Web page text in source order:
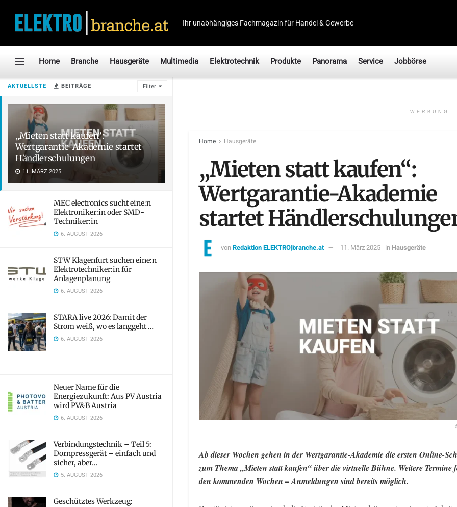
AKTUELLSTE BEITRÄGE Filter
„Mieten statt kaufen“:
Wertgarantie-Akademie startet
Händlerschulungen
11. MÄRZ 2025
MEC electronics sucht eine:n
Elektroniker:in oder SMD-
Techniker:in
6. AUGUST 2026
STW Klagenfurt suchen eine:n
Elektrotechniker:in für
Anlagenplanung
6. AUGUST 2026
STARA live 2026: Damit der
Strom weiß, wo es langgeht …
6. AUGUST 2026
Neuer Name für die
Energiezukunft: Aus PV Austria
wird PV&B Austria
6. AUGUST 2026
Verbindungstechnik – Teil 5:
Dornpressgerät – einfach und
sicher, aber…
5. AUGUST 2026
Geschütztes Werkzeug:
Ihr unabhängiges Fachmagazin für Handel & Gewerbe
Home Branche Hausgeräte Multimedia Elektrotechnik Produkte Panorama Service Jobbörse
WERBUNG
Home Hausgeräte
„Mieten statt kaufen“:
Wertgarantie-Akademie
startet
vonRedaktion ELEKTRO|branche.at 11. März 2025 in Hausgeräte
Ab dieser Wochen gehen in der Wertgarantie-Akademie die ersten Online-
zum Thema „Mieten statt kaufen“ über die virtuelle Bühne. Weitere Termine
den kommenden Wochen – Anmeldungen sind bereits möglich.